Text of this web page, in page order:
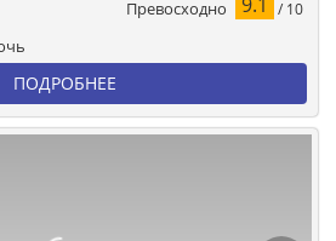
Превосходно / 10
ПОДРОБНЕЕ